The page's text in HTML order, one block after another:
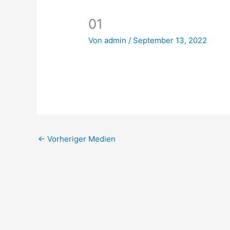
01
Vonadmin / September 13, 2022
← Vorheriger Medien